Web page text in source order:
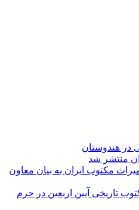
مکتوب ایران به بیان معاون
تاریخی آیین اربعین در حرم